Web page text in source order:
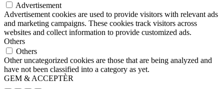
Advertisement
Advertisement cookies are used to provide visitors with relevant ads
and marketing campaigns. These cookies track visitors across
websites and collect information to provide customized ads.
Others
Others
Other uncategorized cookies are those that are being analyzed and
have not been classified into a category as yet.
GEM & ACCEPTÈR